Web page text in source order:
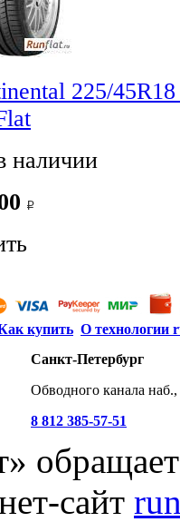
225/
наличии
купить О технологии
Санкт-Петербург
Обводного канала
8 812 385-57-51
сайт